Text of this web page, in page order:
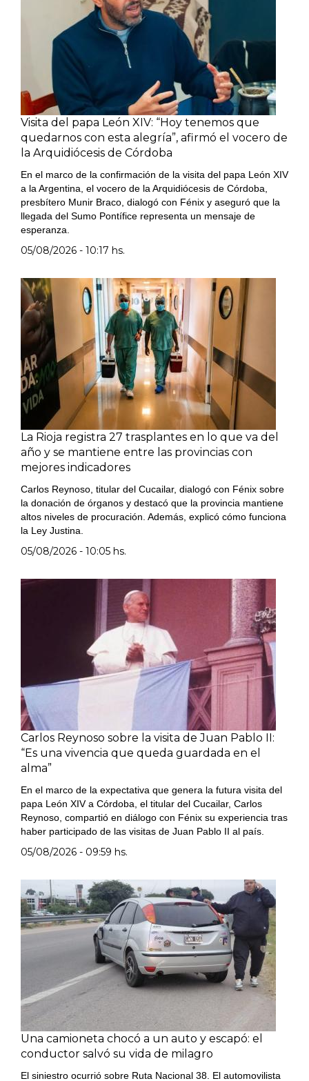
Visita del papa León XIV: “Hoy tenemos que
quedarnos con esta alegría”, afirmó el vocero de
la Arquidiócesis de Córdoba
En el marco de la confirmación de la visita del papa León XIV
a la Argentina, el vocero de la Arquidiócesis de Córdoba,
presbítero Munir Braco, dialogó con Fénix y aseguró que la
llegada del Sumo Pontífice representa un mensaje de
esperanza.
05/08/2026 - 10:17 hs.
La Rioja registra 27 trasplantes en lo que va del
año y se mantiene entre las provincias con
mejores indicadores
Carlos Reynoso, titular del Cucailar, dialogó con Fénix sobre
la donación de órganos y destacó que la provincia mantiene
altos niveles de procuración. Además, explicó cómo funciona
la Ley Justina.
05/08/2026 - 10:05 hs.
Carlos Reynoso sobre la visita de Juan Pablo II:
“Es una vivencia que queda guardada en el
alma”
En el marco de la expectativa que genera la futura visita del
papa León XIV a Córdoba, el titular del Cucailar, Carlos
Reynoso, compartió en diálogo con Fénix su experiencia tras
haber participado de las visitas de Juan Pablo II al país.
05/08/2026 - 09:59 hs.
Una camioneta chocó a un auto y escapó: el
conductor salvó su vida de milagro
El siniestro ocurrió sobre Ruta Nacional 38. El automovilista